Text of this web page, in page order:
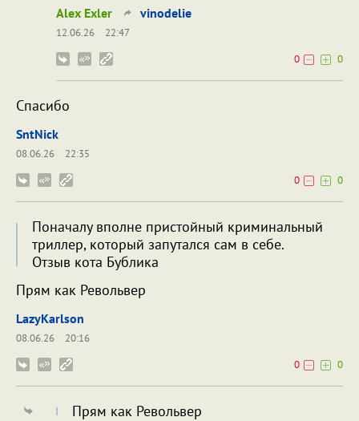
Alex Exler vinodelie
12.06.26
22:47
0
0
Спасибо
SntNick
08.06.26
22:35
0
0
Поначалу вполне пристойный криминальный
триллер, который запутался сам в себе.
Отзыв кота Бублика
Прям как Револьвер
LazyKarlson
08.06.26
20:16
0
0
Прям как Револьвер